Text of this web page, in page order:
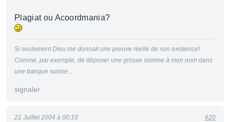
Plagiat ou Acoordmania?
Si seulement Dieu me donnait une preuve réelle de son existence!
Comme, par exemple, de déposer une grosse somme à mon nom dans
une banque suisse...
signaler
21 Juillet 2004 à 00:10 #20